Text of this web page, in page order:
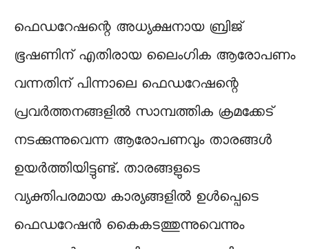
ഫെഡറേഷന്റെ അധ്യക്ഷനായ ബ്രിജ്
ഭൂഷണിന് എതിരായ ലൈംഗിക ആരോപണം
വന്നതിന് പിന്നാലെ ഫെഡറേഷന്റെ
പ്രവർത്തനങ്ങളിൽ സാമ്പത്തിക ക്രമക്കേട്
നടക്കുന്നുവെന്ന ആരോപണവും താരങ്ങൾ
ഉയർത്തിയിട്ടുണ്ട്. താരങ്ങളുടെ
വ്യക്തിപരമായ കാര്യങ്ങളിൽ ഉൾപ്പെടെ
ഫെഡറേഷൻ കൈകടത്തുന്നുവെന്നും